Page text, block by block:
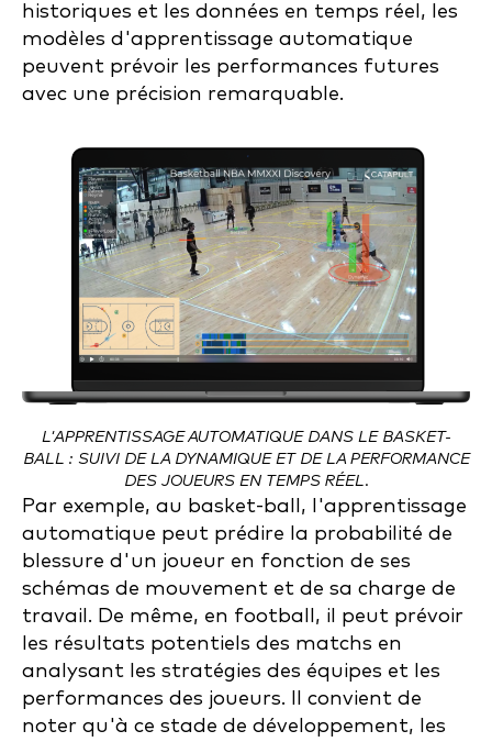
historiques et les données en temps réel, les
modèles d'apprentissage automatique
peuvent prévoir les performances futures
avec une précision remarquable.
L'APPRENTISSAGE AUTOMATIQUE DANS LE BASKET-
BALL : SUIVI DE LA DYNAMIQUE ET DE LA PERFORMANCE
DES JOUEURS EN TEMPS RÉEL.
Par exemple, au basket-ball, l'apprentissage
automatique peut prédire la probabilité de
blessure d'un joueur en fonction de ses
schémas de mouvement et de sa charge de
travail. De même, en football, il peut prévoir
les résultats potentiels des matchs en
analysant les stratégies des équipes et les
performances des joueurs. Il convient de
noter qu'à ce stade de développement, les